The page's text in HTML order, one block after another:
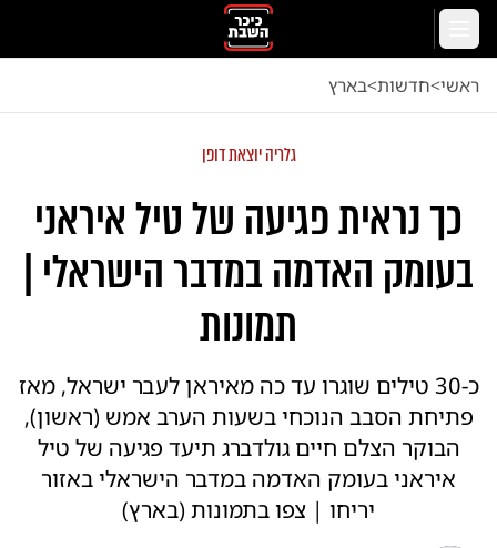
דלג לתוכן הראשי
ראשי<חדשות<בארץ
גלריה יוצאת דופן
כך נראית פגיעה של טיל איראני
בעומק האדמה במדבר הישראלי |
תמונות
כ-30 טילים שוגרו עד כה מאיראן לעבר ישראל, מאז
פתיחת הסבב הנוכחי בשעות הערב אמש (ראשון),
הבוקר הצלם חיים גולדברג תיעד פגיעה של טיל
איראני בעומק האדמה במדבר הישראלי באזור
יריחו | צפו בתמונות (בארץ)